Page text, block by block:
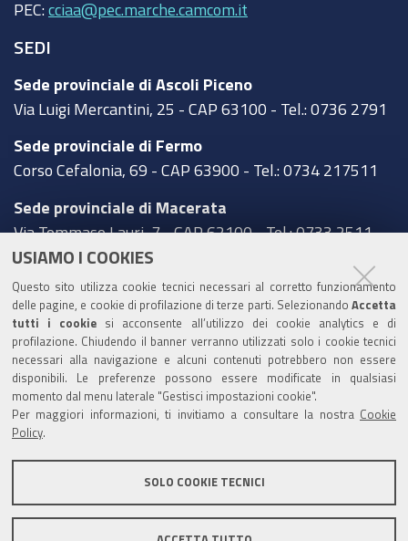
USIAMO I COOKIES
Questo sito utilizza cookie tecnici necessari al corretto funzionamento
delle pagine, e cookie di profilazione di terze parti. Selezionando Accetta
tutti i cookie si acconsente all’utilizzo dei cookie analytics e di
profilazione. Chiudendo il banner verranno utilizzati solo i cookie tecnici
necessari alla navigazione e alcuni contenuti potrebbero non essere
disponibili. Le preferenze possono essere modificate in qualsiasi
momento dal menu laterale "Gestisci impostazioni cookie".
Per maggiori informazioni, ti invitiamo a consultare la nostra Cookie
Policy
SOLO COOKIE TECNICI
PEC: cciaa@pec.marche.camcom.it
SEDI
Sede provinciale di Ascoli Piceno
Via Luigi Mercantini, 25 - CAP 63100 - Tel.: 0736 2791
Sede provinciale di Fermo
Corso Cefalonia, 69 - CAP 63900 - Tel.: 0734 217511
Sede provinciale di Macerata
Via Tommaso Lauri, 7 - CAP 62100 - Tel.: 0733 2511
Sede provinciale di Pesaro Urbino
Corso XI Settembre, 116 - CAP 61121 - Tel.: 0721
3571
TRASPARENZA
Amministrazione trasparente
Statistiche Web del sito (fonte Web Analytics Italia)
Contatti